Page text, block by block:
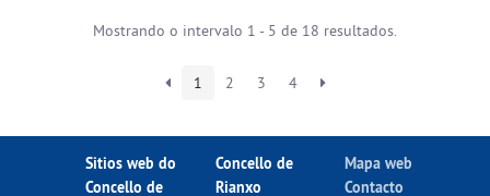
Mostrando o intervalo 1 - 5 de 18 resultados.
1 2 3 4
Sitios web do
Concello de
Concello de
Rianxo
Mapa web
Contacto